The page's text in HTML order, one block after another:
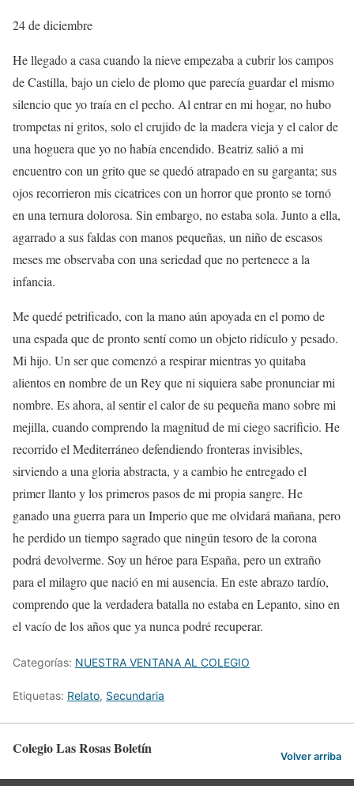
24 de diciembre
He llegado a casa cuando la nieve empezaba a cubrir los campos
de Castilla, bajo un cielo de plomo que parecía guardar el mismo
silencio que yo traía en el pecho. Al entrar en mi hogar, no hubo
trompetas ni gritos, solo el crujido de la madera vieja y el calor de
una hoguera que yo no había encendido. Beatriz salió a mi
encuentro con un grito que se quedó atrapado en su garganta; sus
ojos recorrieron mis cicatrices con un horror que pronto se tornó
en una ternura dolorosa. Sin embargo, no estaba sola. Junto a ella,
agarrado a sus faldas con manos pequeñas, un niño de escasos
meses me observaba con una seriedad que no pertenece a la
infancia.
Me quedé petrificado, con la mano aún apoyada en el pomo de
una espada que de pronto sentí como un objeto ridículo y pesado.
Mi hijo. Un ser que comenzó a respirar mientras yo quitaba
alientos en nombre de un Rey que ni siquiera sabe pronunciar mi
nombre. Es ahora, al sentir el calor de su pequeña mano sobre mi
mejilla, cuando comprendo la magnitud de mi ciego sacrificio. He
recorrido el Mediterráneo defendiendo fronteras invisibles,
sirviendo a una gloria abstracta, y a cambio he entregado el
primer llanto y los primeros pasos de mi propia sangre. He
ganado una guerra para un Imperio que me olvidará mañana, pero
he perdido un tiempo sagrado que ningún tesoro de la corona
podrá devolverme. Soy un héroe para España, pero un extraño
para el milagro que nació en mi ausencia. En este abrazo tardío,
comprendo que la verdadera batalla no estaba en Lepanto, sino en
el vacío de los años que ya nunca podré recuperar.
Categorías: NUESTRA VENTANA AL COLEGIO
Etiquetas: Relato, Secundaria
Colegio Las Rosas Boletín Volver arriba